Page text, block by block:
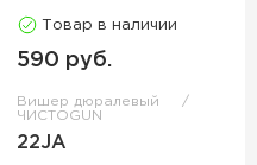
Товар в наличии
590 руб.
Вишер дюралевый
ЧИСТОGUN
22JA